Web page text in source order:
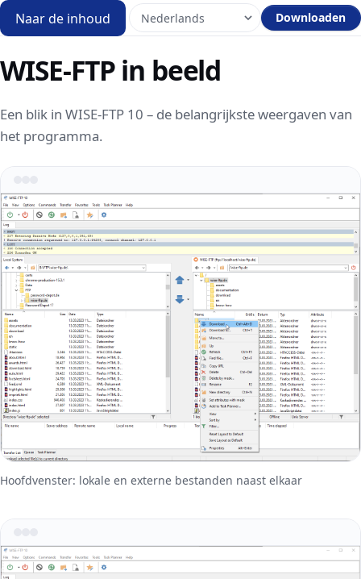
Naar de inhoud Downloaden
WISE-FTP in beeld
Een blik in WISE-FTP 10 – de belangrijkste weergaven van
het programma.
Hoofdvenster: lokale en externe bestanden naast elkaar